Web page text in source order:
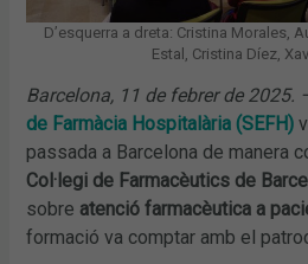
D’esquerra a dreta: Cristina Morales,
Estal, Cristina Díez,
Barcelona, 11 de febrer de 2025.
de Farmàcia Hospitalària (SEFH)
passada a Barcelona de manera
Col·legi de Farmacèutics de
sobre atenció farmacèutica a
formació va comptar amb el